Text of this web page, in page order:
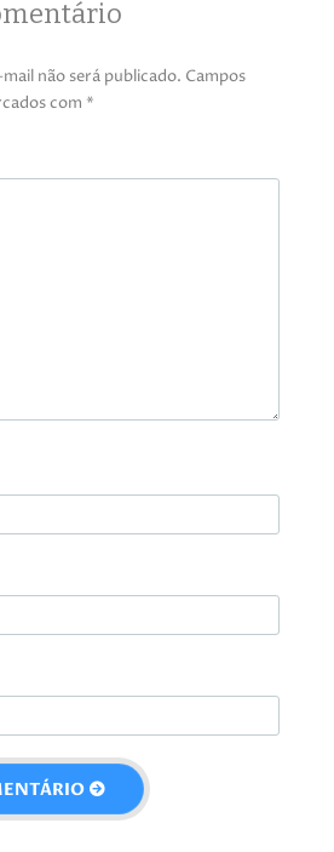
não será publicado. Campos
com *